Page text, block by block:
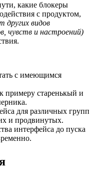
какие блокеры
с продуктом,
видов
чувств и настроений)
с имеющимся
примеру старенькый и
для различных групп
и продвинутых.
интерфейса до пуска